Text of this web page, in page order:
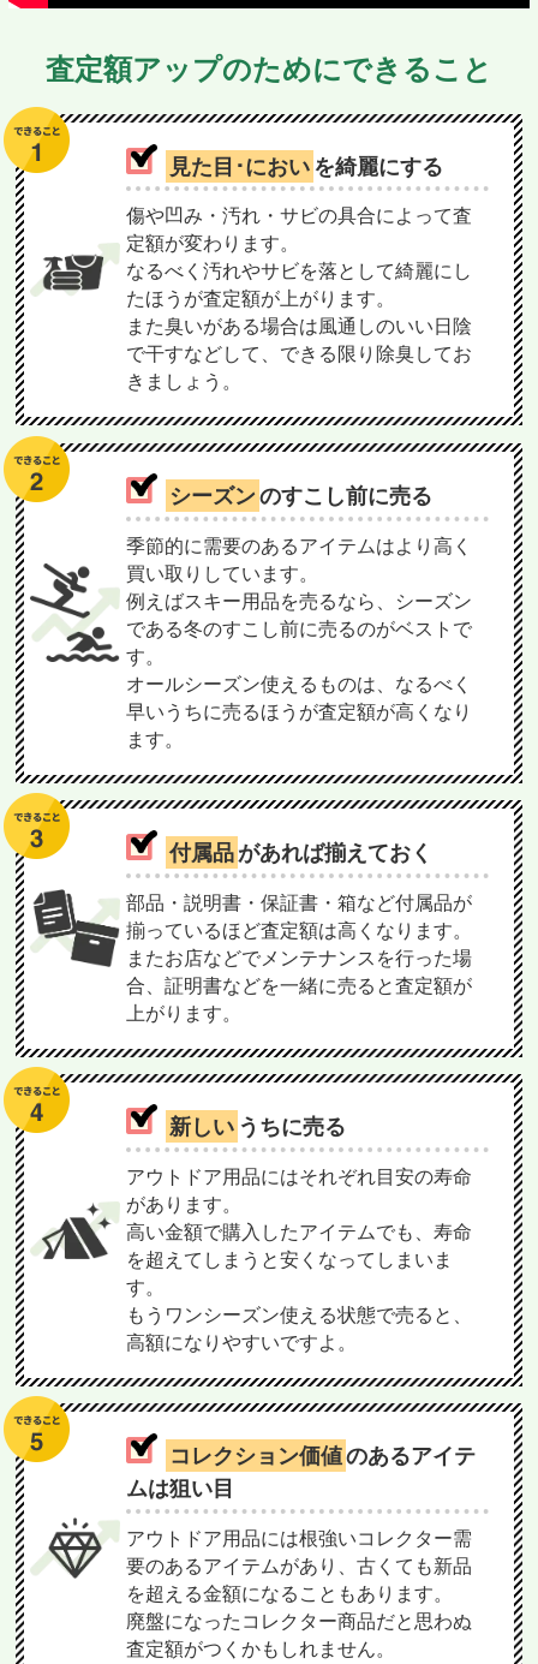
査定額アップのためにできること
見た目･におい を綺麗にする
傷や凹み・汚れ・サビの具合によって査
定額が変わります。
なるべく汚れやサビを落として綺麗にし
たほうが査定額が上がります。
また臭いがある場合は風通しのいい日陰
で干すなどして、できる限り除臭してお
きましょう。
シーズンのすこし前に売る
季節的に需要のあるアイテムはより高く
買い取りしています。
例えばスキー用品を売るなら、シーズン
である冬のすこし前に売るのがベストで
す。
オールシーズン使えるものは、なるべく
早いうちに売るほうが査定額が高くなり
ます。
付属品があれば揃えておく
部品・説明書・保証書・箱など付属品が
揃っているほど査定額は高くなります。
またお店などでメンテナンスを行った場
合、証明書などを一緒に売ると査定額が
上がります。
新しい うちに売る
アウトドア用品にはそれぞれ目安の寿命
があります。
高い金額で購入したアイテムでも、寿命
を超えてしまうと安くなってしまいま
す。
もうワンシーズン使える状態で売ると、
高額になりやすいですよ。
コレクション価値のあるアイテ
ムは狙い目
アウトドア用品には根強いコレクター需
要のあるアイテムがあり、古くても新品
を超える金額になることもあります。
廃盤になったコレクター商品だと思わぬ
査定額がつくかもしれません。